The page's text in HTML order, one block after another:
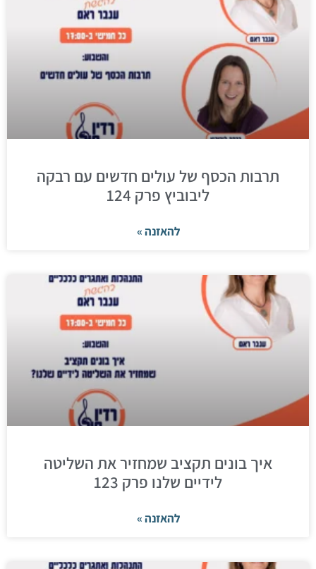
תרבות הכסף של עולים חדשים עם רבקה
ליבוביץ פרק 124
להאזנה »
איך בונים תקציב שמחזיר את השליטה
לידיים שלנו פרק 123
להאזנה »